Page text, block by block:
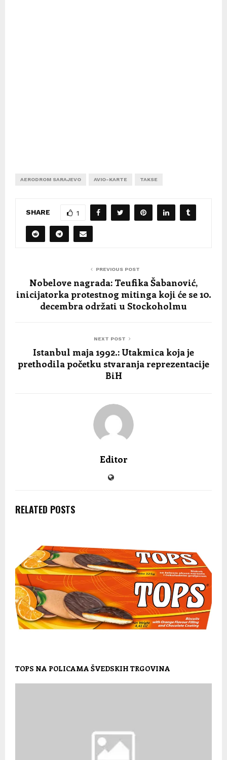
AERODROM SARAJEVO AVIO-KARTE TAKSE
SHARE 1
PREVIOUS POST
Nobelove nagrada: Teufika Šabanović,
inicijatorka protestnog mitinga koji će se 10.
decembra održati u Stockoholmu
NEXT POST
Istanbul maja 1992.: Utakmica koja je
prethodila početku stvaranja reprezentacije
BiH
Editor
RELATED POSTS
TOPS NA POLICAMA ŠVEDSKIH TRGOVINA